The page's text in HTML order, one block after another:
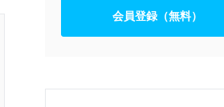
会員登録（無料）